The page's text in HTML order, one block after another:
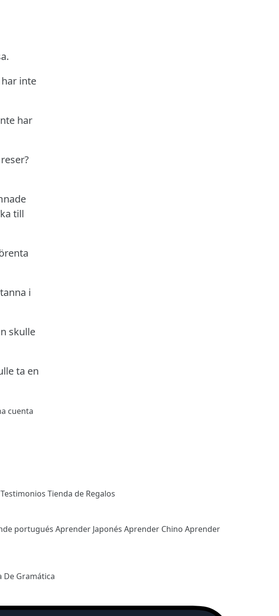
har inte
har
till
i
skulle
ta en
cuenta
Testimonios Tienda de Regalos
portugués Aprender Japonés Aprender Chino Aprender
De Gramática